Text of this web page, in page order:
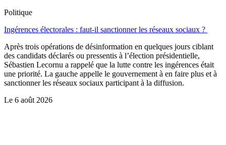
Politique
Ingérences électorales : faut-il sanctionner les réseaux sociaux ?
Après trois opérations de désinformation en quelques jours ciblant
des candidats déclarés ou pressentis à l’élection présidentielle,
Sébastien Lecornu a rappelé que la lutte contre les ingérences était
une priorité. La gauche appelle le gouvernement à en faire plus et à
sanctionner les réseaux sociaux participant à la diffusion.
Le 6 août 2026